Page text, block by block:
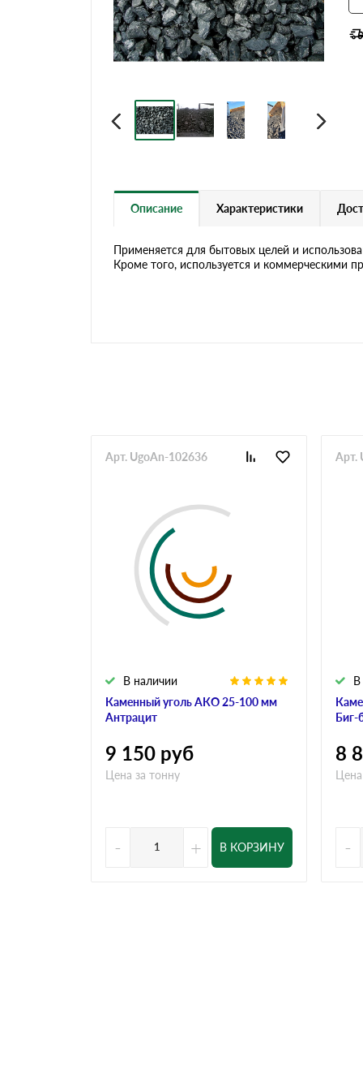
Описание Характеристики
Применяется для бытовых целей и
Кроме того, используется и коммерческими
Каменный уголь АКО 25-100 мм
Антрацит
В наличии
Арт. UgoAn-102636
9 150 руб
Цена за тонну
- + В КОРЗИНУ
Биг-
В
Арт.
8
-